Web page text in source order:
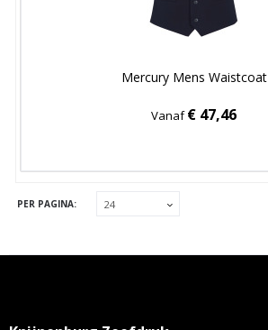
Mercury Mens Waistcoat
Vanaf€ 47,46
PER PAGINA: